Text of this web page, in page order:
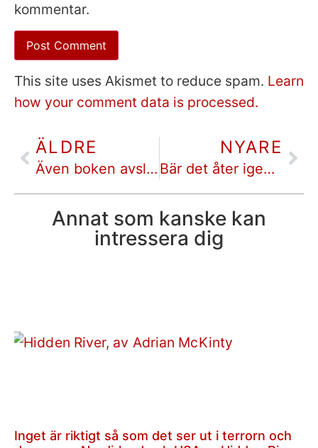
kommentar.
This site uses Akismet to reduce spam. Learn
how your comment data is processed.
ÄLDRE
Även boken avslutades innan den kom till slutet — Klockan 21.37, av Karin Alfredsson | deckare bokrecension
NYARE
Bär det åter igen dithän? — Kallocain, av Karin Boye | bokrecension
Annat som kanske kan
intressera dig
Inget är riktigt så som det ser ut i terrorn och